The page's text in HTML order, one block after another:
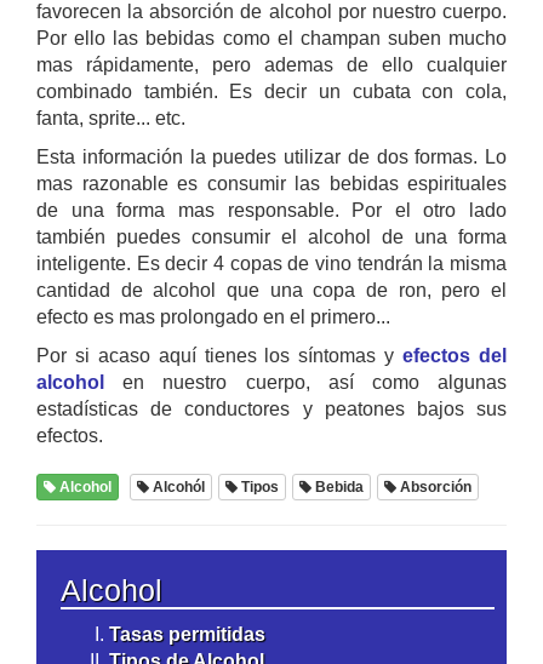
favorecen la absorción de alcohol por nuestro cuerpo.
Por ello las bebidas como el champan suben mucho
mas rápidamente, pero ademas de ello cualquier
combinado también. Es decir un cubata con cola,
fanta, sprite... etc.
Esta información la puedes utilizar de dos formas. Lo
mas razonable es consumir las bebidas espirituales
de una forma mas responsable. Por el otro lado
también puedes consumir el alcohol de una forma
inteligente. Es decir 4 copas de vino tendrán la misma
cantidad de alcohol que una copa de ron, pero el
efecto es mas prolongado en el primero...
Por si acaso aquí tienes los síntomas yefectos del
alcohol
en nuestro cuerpo, así como algunas
estadísticas de conductores y peatones bajos sus
efectos.
Alcohol Alcohól Tipos Bebida Absorción
Alcohol
Tasas permitidas